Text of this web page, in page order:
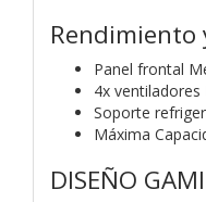
Panel frontal
4x ventiladores
Soporte
Máxima
DISEÑO